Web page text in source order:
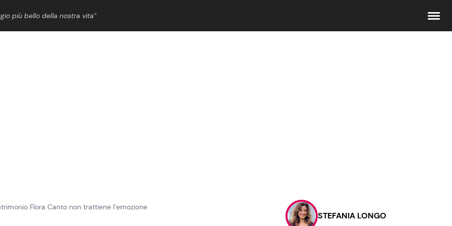
più bello della nostra vita”
Contattaci
Pubblicità
Flora Canto non trattiene l’emozione
STEFANIA LONGO